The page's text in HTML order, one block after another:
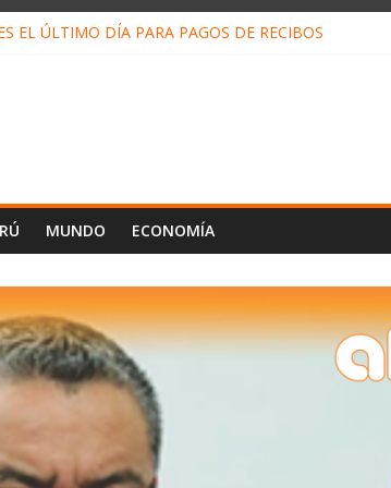
NO EXPLICA RENUNCIA DE LUIS RUBIO
MUNDO ECONOMÍA